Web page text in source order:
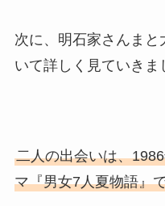
次に、明石家さんま
いて詳しく見ていきま
二人の出会いは、
マ『男女7人夏物語』